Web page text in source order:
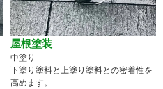
屋根塗装
中塗り
下塗り塗料と上塗り塗料との密着性を
高めます。